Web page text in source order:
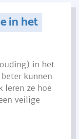
in het
in het
kunnen
leren ze hoe
veilige